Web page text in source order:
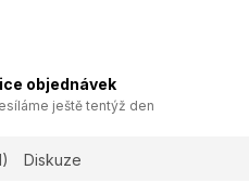
objednávek
ještě tentýž den
Diskuze